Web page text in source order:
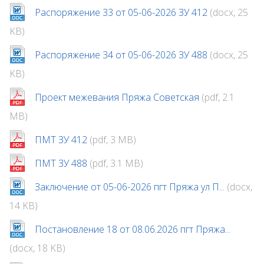
Распоряжение 33 от 05-06-2026 ЗУ 412 (docx, 25
KB)
Распоряжение 34 от 05-06-2026 ЗУ 488 (docx, 25
KB)
Проект межевания Пряжа Советская (pdf, 2.1
MB)
ПМТ ЗУ 412 (pdf, 3 MB)
ПМТ ЗУ 488 (pdf, 3.1 MB)
Заключение от 05-06-2026 пгт Пряжа ул П... (docx,
14 KB)
Постановление 18 от 08.06.2026 пгт Пряжа...
(docx, 18 KB)